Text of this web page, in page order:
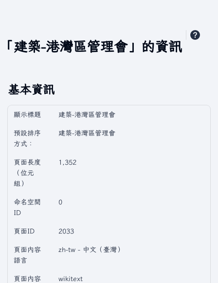
「建築-港灣區管理會」的資訊
基本資訊
顯示標題 建築-港灣區管理會
預設排序
方式：
建築-港灣區管理會
頁面長度
（位元
組）
1,352
命名空間
ID
0
頁面ID 2033
頁面內容
語言
zh-tw - 中文（臺灣）
頁面內容
wikitext